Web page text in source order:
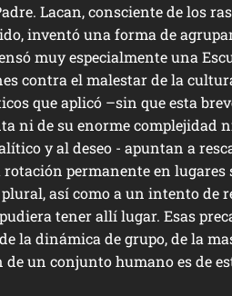
Lacan, consciente de los
inventó una forma de
muy especialmente una
contra el malestar de la
que aplicó –sin que esta
ni de su enorme complejidad
y al deseo - apuntan a
permanente en lugares
así como a un intento de
tener allí lugar. Esas
la dinámica de grupo, de la
de un conjunto humano es de